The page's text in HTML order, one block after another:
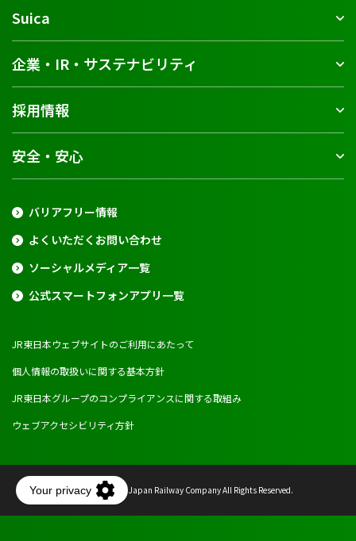
Suica
企業・IR・サステナビリティ
採用情報
安全・安心
バリアフリー情報
よくいただくお問い合わせ
ソーシャルメディア一覧
公式スマートフォンアプリ一覧
JR東日本ウェブサイトのご利用にあたって
個人情報の取扱いに関する基本方針
JR東日本グループのコンプライアンスに関する取組み
ウェブアクセシビリティ方針
Copyright © East Japan Railway Company All Rights Reserved.